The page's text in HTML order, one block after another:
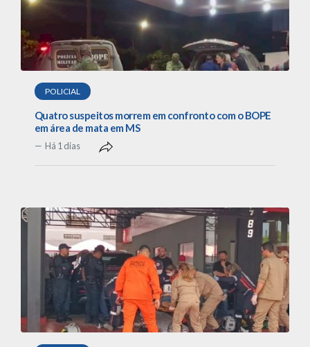
POLICIAL
Quatro suspeitos morrem em confronto com o BOPE
em área de mata em MS
Há 1 dias